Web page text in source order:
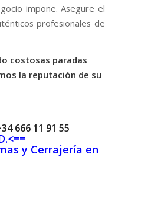
impone. Asegure el
profesionales de
costosas paradas
la reputación de su
666 11 91 55
y Cerrajería en